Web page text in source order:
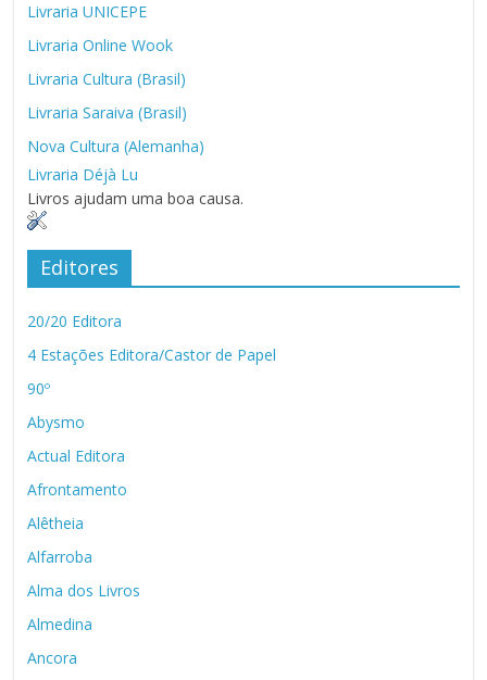
Livraria UNICEPE
Livraria Online Wook
Livraria Cultura (Brasil)
Livraria Saraiva (Brasil)
Nova Cultura (Alemanha)
Livraria Déjà Lu
Livros ajudam uma boa causa.
Editores
20/20 Editora
4 Estações Editora/Castor de Papel
90º
Abysmo
Actual Editora
Afrontamento
Alêtheia
Alfarroba
Alma dos Livros
Almedina
Ancora